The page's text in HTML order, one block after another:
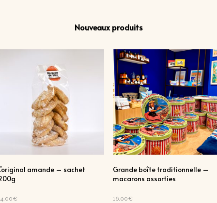
Nouveaux produits
amande – sachet
€
Grande boîte traditionnelle –
macarons assorties
16,00€